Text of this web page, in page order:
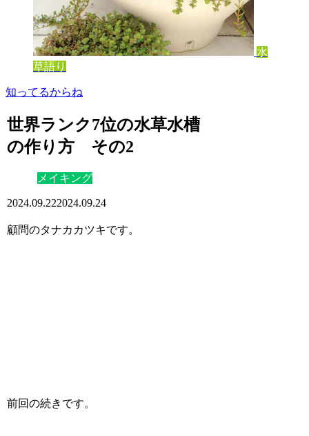
水
草語り
知ってるからね
世界ランク7位の水草水槽
の作り方 その2
メイキング
2024.09.222024.09.24
顧問のタナカカツキです。
前回の続きです。